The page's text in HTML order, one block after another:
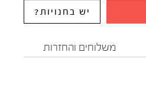
יש בחנויות?
משלוחים והחזרות